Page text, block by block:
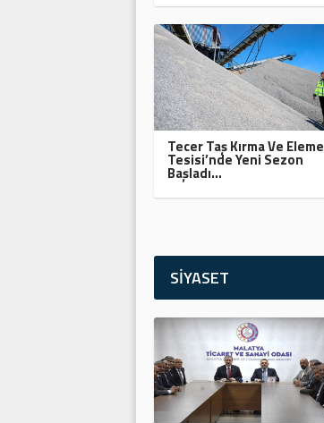
Tecer Taş Kırma Ve Eleme
Tesisi’nde Yeni Sezon
Başladı…
SİYASET